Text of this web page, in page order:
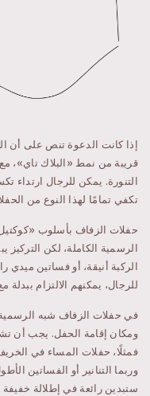
إذا كانت الدعوة تنص على أن
قريبة من نمط «البلاك تاي»،
التنورة. يمكن للرجال ارتداء
تكفي تمامًا لهذا النوع من
حفلات الزفاف بأسلوب
الرسمية الكاملة، لكن
الركبة أنيقة، أو فساتين ميدي
للرجال، يمكنهم الالتزام
في حفلات الزفاف شبه
ومكان إقامة الحفل. يجب أن
فمثلًا، حفلات المساء في الخريف
وربما التنانير أو الفساتين
ستبدين رائعة في إطلالة